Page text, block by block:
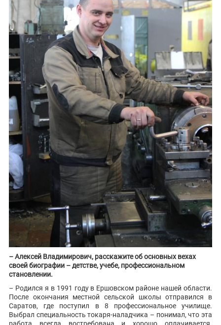
– Алексей Владимирович, расскажите об основных вехах
своей биографии – детстве, учебе, профессиональном
становлении.
– Родился я в 1991 году в Ершовском районе нашей области.
После окончания местной сельской школы отправился в
Саратов, где поступил в 8 профессиональное училище.
Выбрал специальность токаря-наладчика – понимал, что эта
работа всегда востребована и хорошо оплачивается.